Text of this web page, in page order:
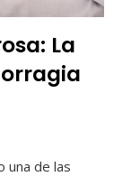
La
una de las